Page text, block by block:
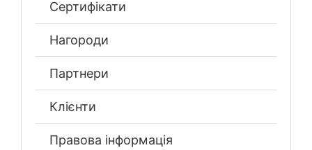
Сертифікати
Нагороди
Партнери
Клієнти
Правова інформація